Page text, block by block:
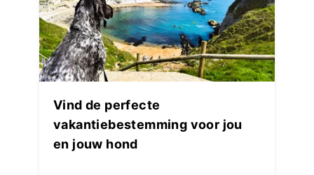
Vind de perfecte
vakantiebestemming voor jou
en jouw hond